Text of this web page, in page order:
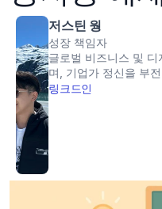
저스틴 웡
성장 책임자
글로벌 비즈니스 및 디
며, 기업가 정신을 부
링크드인